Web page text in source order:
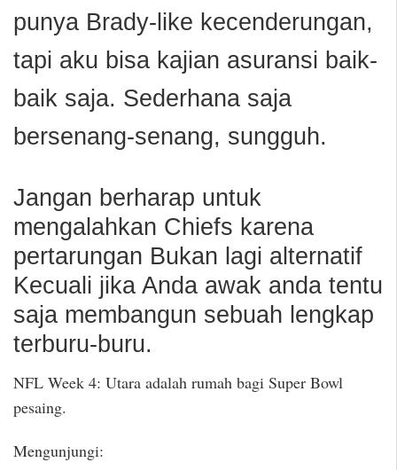
punya Brady-like kecenderungan,
tapi aku bisa kajian asuransi baik-
baik saja. Sederhana saja
bersenang-senang, sungguh.
Jangan berharap untuk
mengalahkan Chiefs karena
pertarungan Bukan lagi alternatif
Kecuali jika Anda awak anda tentu
saja membangun sebuah lengkap
terburu-buru.
NFL Week 4: Utara adalah rumah bagi Super Bowl
pesaing.
Mengunjungi: